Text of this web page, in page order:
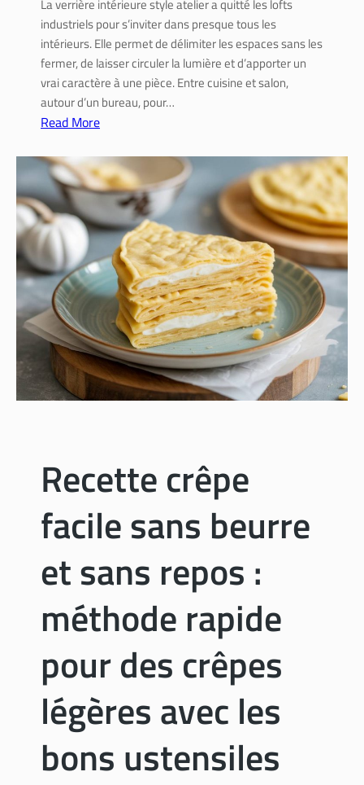
La verrière intérieure style atelier a quitté les lofts
industriels pour s’inviter dans presque tous les
intérieurs. Elle permet de délimiter les espaces sans les
fermer, de laisser circuler la lumière et d’apporter un
vrai caractère à une pièce. Entre cuisine et salon,
autour d’un bureau, pour…
Read More
I
n
s
t
a
l
l
e
u
n
e
i
è
r
e
n
t
é
r
e
r
e
a
t
Recette crêpe
facile sans beurre
et sans repos :
méthode rapide
pour des crêpes
légères avec les
bons ustensiles